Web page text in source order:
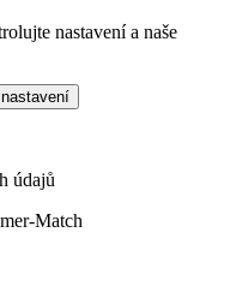
nastavení a naše
údajů
Match